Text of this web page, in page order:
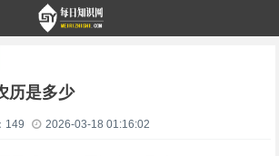
历是多少
149 2026-03-18 01:16:02